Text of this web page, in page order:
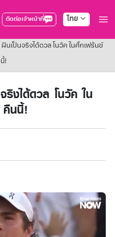
ติดต่อเจ้าหน้าที่ ไทย
ทั้งหมด
ยม
นส์
กอบการ
นเป็นจริงได้ดวล โนวัค ในศึกเฟร้นช์
!
ริงได้ดวล โนวัค ใน
คืนนี้!